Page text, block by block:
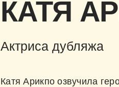
КАТЯ
Актриса дубляжа
Катя Арикпо озвучила